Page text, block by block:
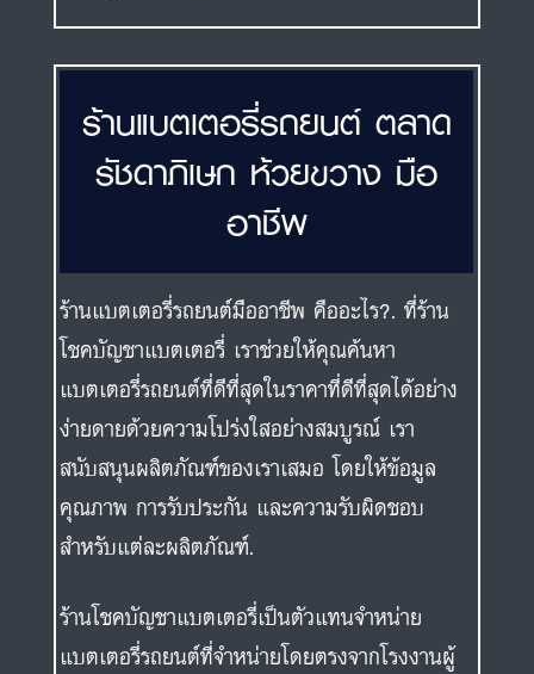
ร้านแบตเตอรี่รถยนต์ ตลาด
รัชดาภิเษก ห้วยขวาง มือ
อาชีพ
ร้านแบตเตอรี่รถยนต์มืออาชีพ คืออะไร?. ที่ร้าน
โชคบัญชาแบตเตอรี่ เราช่วยให้คุณค้นหา
แบตเตอรี่รถยนต์ที่ดีที่สุดในราคาที่ดีที่สุดได้อย่าง
ง่ายดายด้วยความโปร่งใสอย่างสมบูรณ์ เรา
สนับสนุนผลิตภัณฑ์ของเราเสมอ โดยให้ข้อมูล
คุณภาพ การรับประกัน และความรับผิดชอบ
สำหรับแต่ละผลิตภัณฑ์.
ร้านโชคบัญชาแบตเตอรี่เป็นตัวแทนจำหน่าย
แบตเตอรี่รถยนต์ที่จำหน่ายโดยตรงจากโรงงานผู้